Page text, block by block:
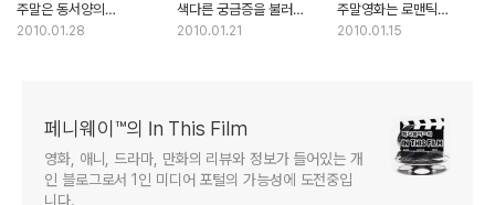
주말은 동서양의
애니메이션과 함께
2010.01.28
색다른 궁금증을 불러
일으키는 티저 영상
2010.01.21
주말영화는 로맨틱
코미디와 함께
2010.01.15
페니웨이™의 In This Film
영화, 애니, 드라마, 만화의 리뷰와 정보가 들어있는 개
인 블로그로서 1인 미디어 포털의 가능성에 도전중입
니다.